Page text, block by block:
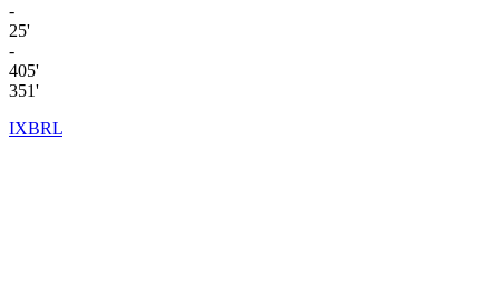
-
25'
-
405'
351'
IXBRL